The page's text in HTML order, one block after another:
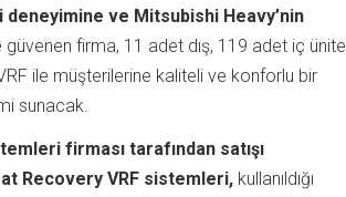
deneyimine ve Mitsubishi Heavy’nin
güvenen firma, 11 adet dış, 119 adet iç ünite
ile müşterilerine kaliteli ve konforlu bir
sunacak.
firması tarafından satışı
Recovery VRF sistemleri, kullanıldığı